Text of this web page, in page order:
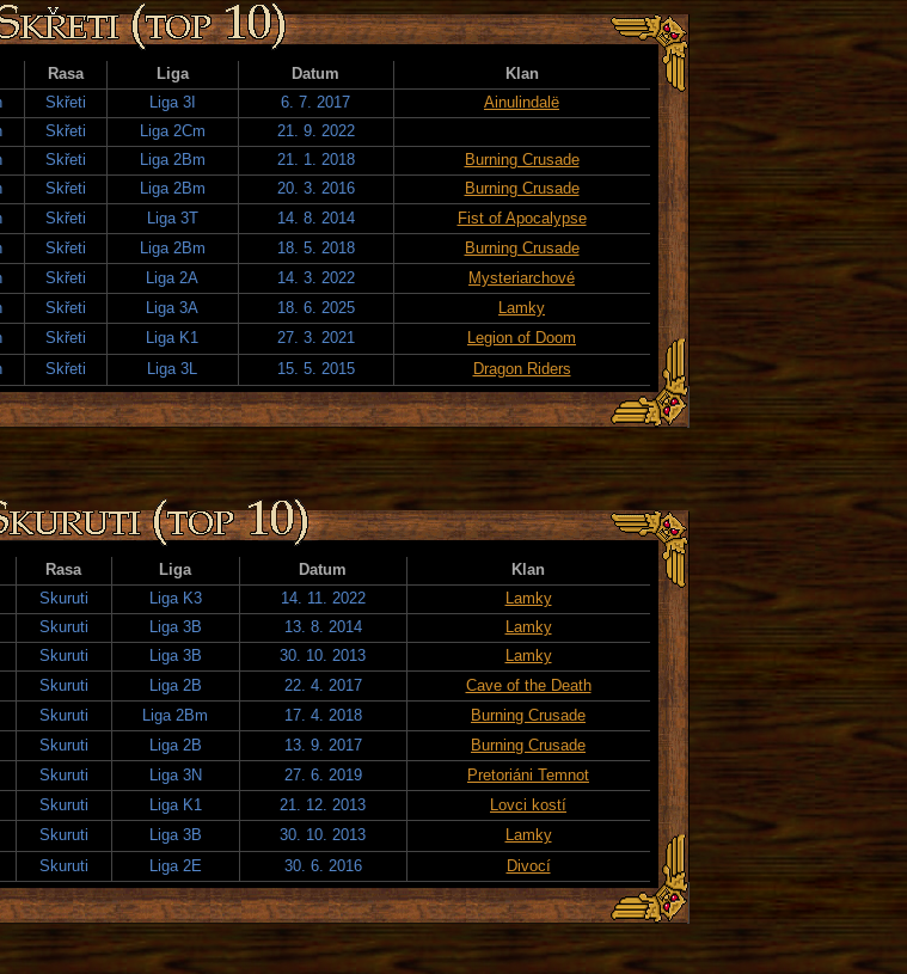
Rasa Liga Datum
Klan
Skřeti Liga 3I 6. 7. 2017
Ainulindalë
Skřeti Liga 2Cm
21. 9. 2022
Skřeti Liga 2Bm 21. 1. 2018
Burning Crusade
Skřeti Liga 2Bm 20. 3. 2016
Burning Crusade
Skřeti Liga 3T 14. 8. 2014
Fist of Apocalypse
Skřeti Liga 2Bm 18. 5. 2018
Burning Crusade
Skřeti Liga 2A 14. 3. 2022
Mysteriarchové
Skřeti Liga 3A 18. 6. 2025
Lamky
Skřeti Liga K1 27. 3. 2021
Legion of Doom
Skřeti Liga 3L 15. 5. 2015 Dragon Riders
Rasa Liga Datum
Klan
Skuruti Liga K3 14. 11. 2022
Lamky
Skuruti Liga 3B 13. 8. 2014
Lamky
Skuruti Liga 3B 30. 10. 2013
Lamky
Skuruti Liga 2B 22. 4. 2017
Cave of the Death
Skuruti Liga 2Bm 17. 4. 2018
Burning Crusade
Skuruti Liga 2B 13. 9. 2017
Burning Crusade
Skuruti Liga 3N 27. 6. 2019
Pretoriáni Temnot
Skuruti Liga K1 21. 12. 2013
Lovci kostí
Skuruti Liga 3B 30. 10. 2013
Lamky
Skuruti Liga 2E 30. 6. 2016 Divocí